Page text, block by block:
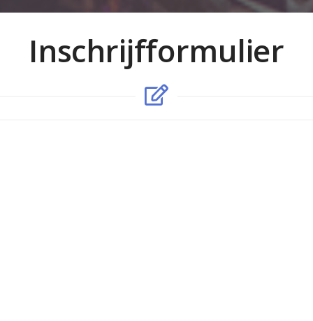
Inschrijfformulier